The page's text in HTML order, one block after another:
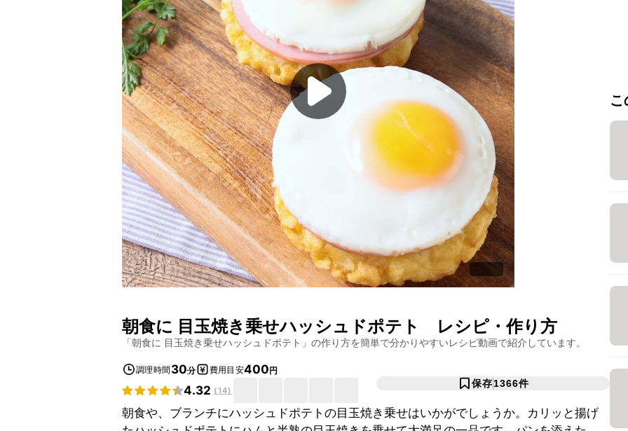
朝食に 目玉焼き乗せハッシュドポテト レシピ・作り方
「朝食に 目玉焼き乗せハッシュドポテト 」の作り方を簡単で分かりやすいレシピ動画で紹介しています。
調理時間 30分 費用目安400円
4.32 (14)
保存1366件
朝食や、ブランチにハッシュドポテトの目玉焼き乗せはいかがでしょうか。カリッと揚げ